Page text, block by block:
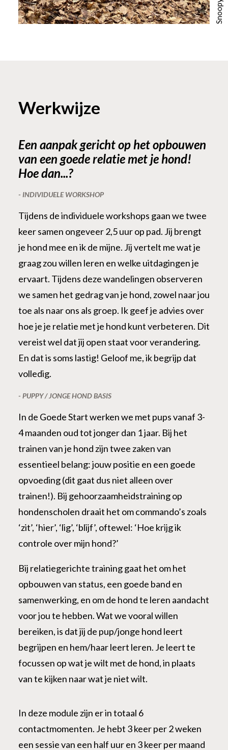
Werkwijze
Een aanpak gericht op het opbouwen
van een goede relatie met je hond!
Hoe dan...?
- INDIVIDUELE WORKSHOP
Tijdens de individuele workshops gaan we twee
keer samen ongeveer 2,5 uur op pad. Jij brengt
je hond mee en ik de mijne. Jij vertelt me wat je
graag zou willen leren en welke uitdagingen je
ervaart. Tijdens deze wandelingen observeren
we samen het gedrag van je hond, zowel naar jou
toe als naar ons als groep. Ik geef je advies over
hoe je je relatie met je hond kunt verbeteren. Dit
vereist wel dat jij open staat voor verandering.
En dat is soms lastig! Geloof me, ik begrijp dat
volledig.
- PUPPY / JONGE HOND BASIS
In de Goede Startwerken we met pups vanaf 3-
4 maanden oud tot jonger dan 1 jaar. Bij het
trainen van je hond zijn twee zaken van
essentieel belang: jouw positie en een goede
opvoeding (dit gaat dus niet alleen over
trainen!). Bij gehoorzaamheidstraining op
hondenscholen draait het om commando’s zoals
‘zit’, ‘hier’, ‘lig’, ‘blijf’, oftewel: ‘Hoe krijg ik
controle over mijn hond?’
Bij relatiegerichte training gaat het om het
opbouwen van status, een goede band en
samenwerking, en om de hond te leren aandacht
voor jou te hebben. Wat we vooral willen
bereiken, is dat jij de pup/jonge hond leert
begrijpen en hem/haar leert leren. Je leert te
focussen op wat je wilt met de hond, in plaats
van te kijken naar wat je niet wilt.
In deze module zijn er in totaal 6
contactmomenten. Je hebt 3 keer per 2 weken
een sessie van een half uur en 3 keer per maand